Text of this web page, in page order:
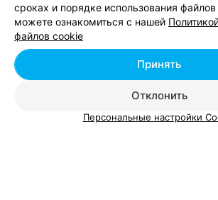
Добавить
Добавить
сроках и порядке использования
можете ознакомиться с нашей
файлов cookie
Отклонить
Принять
Персональные настройки